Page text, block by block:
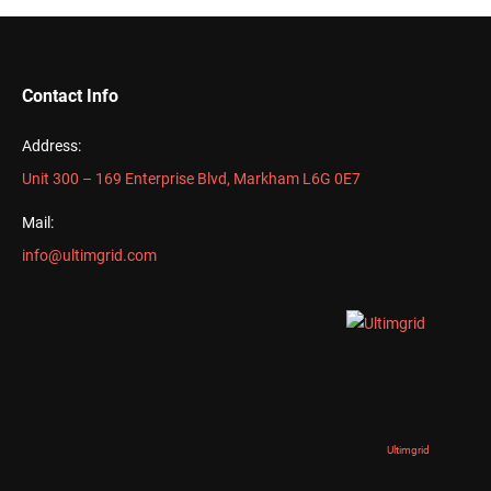
Contact Info
Address:
Unit 300 – 169 Enterprise Blvd, Markham L6G 0E7
Mail:
info@ultimgrid.com
Ultimgrid